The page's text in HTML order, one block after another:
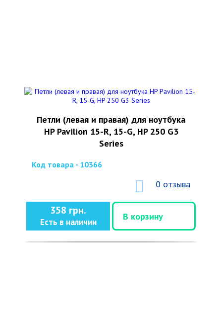
Петли (левая и правая) для ноутбука
HP Pavilion 15-R, 15-G, HP 250 G3
Series
Код товара - 10366
0 отзыва
358 грн.
Есть в наличии
В корзину